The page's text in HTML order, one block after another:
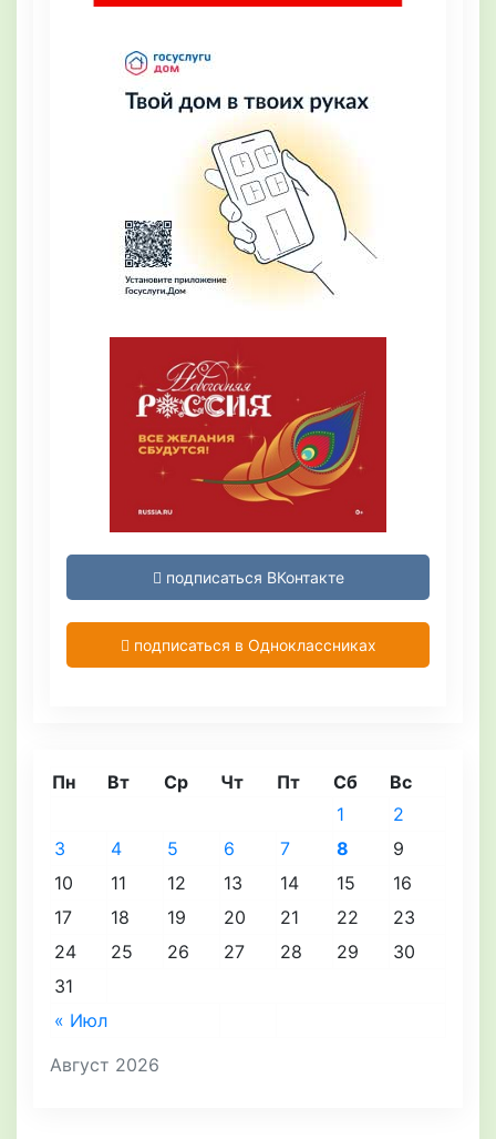
подписаться ВКонтакте
подписаться в Одноклассниках
Август 2026
Пн Вт Ср Чт Пт Сб Вс
« Июл
1
2
3
4 5 6 7 8
9
10
11 12 13 14 15
16
17
18 19 20 21 22
23
24
25 26 27 28 29
30
31